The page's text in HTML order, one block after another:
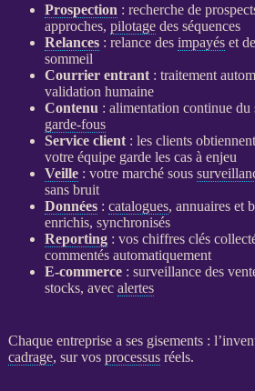
Prospection : recherche de
approches, pilotagedes séquences
Relances: relancedes impayéset
sommeil
Courrier entrant: traitement
validation humaine
Contenu : alimentation continue du
garde-fous
Service client: les clients
votre équipe garde les cas à enjeu
Veille: votre marché sous
sans bruit
Données: catalogues, annuaires et
enrichis, synchronisés
Reporting: vos chiffres clés
commentés automatiquement
E-commerce: surveillancedes
stocks, avec alertes
Chaque entreprise a ses gisements :
cadrage, sur vos processusréels.